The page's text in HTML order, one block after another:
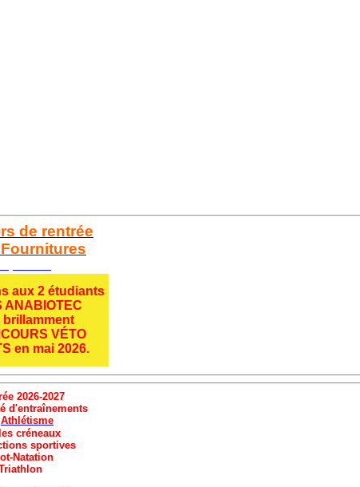
de rentrée
aux 2 étudiants
ANABIOTEC
brillamment
VÉTO
en mai 2026.
2026-2027
d'entraînements
Athlétisme
créneaux
sportives
Natation